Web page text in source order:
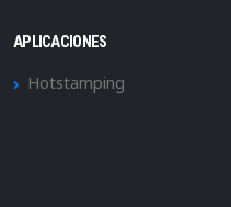
APLICACIONES
Hotstamping